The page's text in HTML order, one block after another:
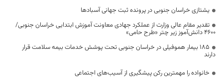
یشتازی خراسان جنوبی در پرونده ثبت جهانی آسبادها
تقدیر مقام عالی وزارت از عملکرد جهادی معاونت آموزش ابتدایی خراسان جنوبی/
۴۶۰۰ دانش‌آموز زیر چتر «طرح حامی»
۱۸۵ بیمار هموفیلی در خراسان جنوبی تحت پوشش خدمات بیمه سلامت قرار
دارند
خانواده را مهمترین رکن پیشگیری از آسیب‌های اجتماعی